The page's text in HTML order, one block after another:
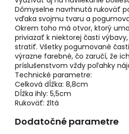
Dômyselne navrhnutá rukoväť
vďaka svojmu tvaru a
Okrem toho má otvor, ktorý
priviazať k niektorej časti
stratiť. Všetky pogumované
výrazne farebné, čo zaručí, že
príslušenstvom vždy poľahky
Technické parametre:
Celková dĺžka: 8,8cm
Dĺžka ihly: 5,5cm
Rukoväť: žltá
Dodatočné parametre